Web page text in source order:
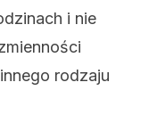
i nie
rodzaju